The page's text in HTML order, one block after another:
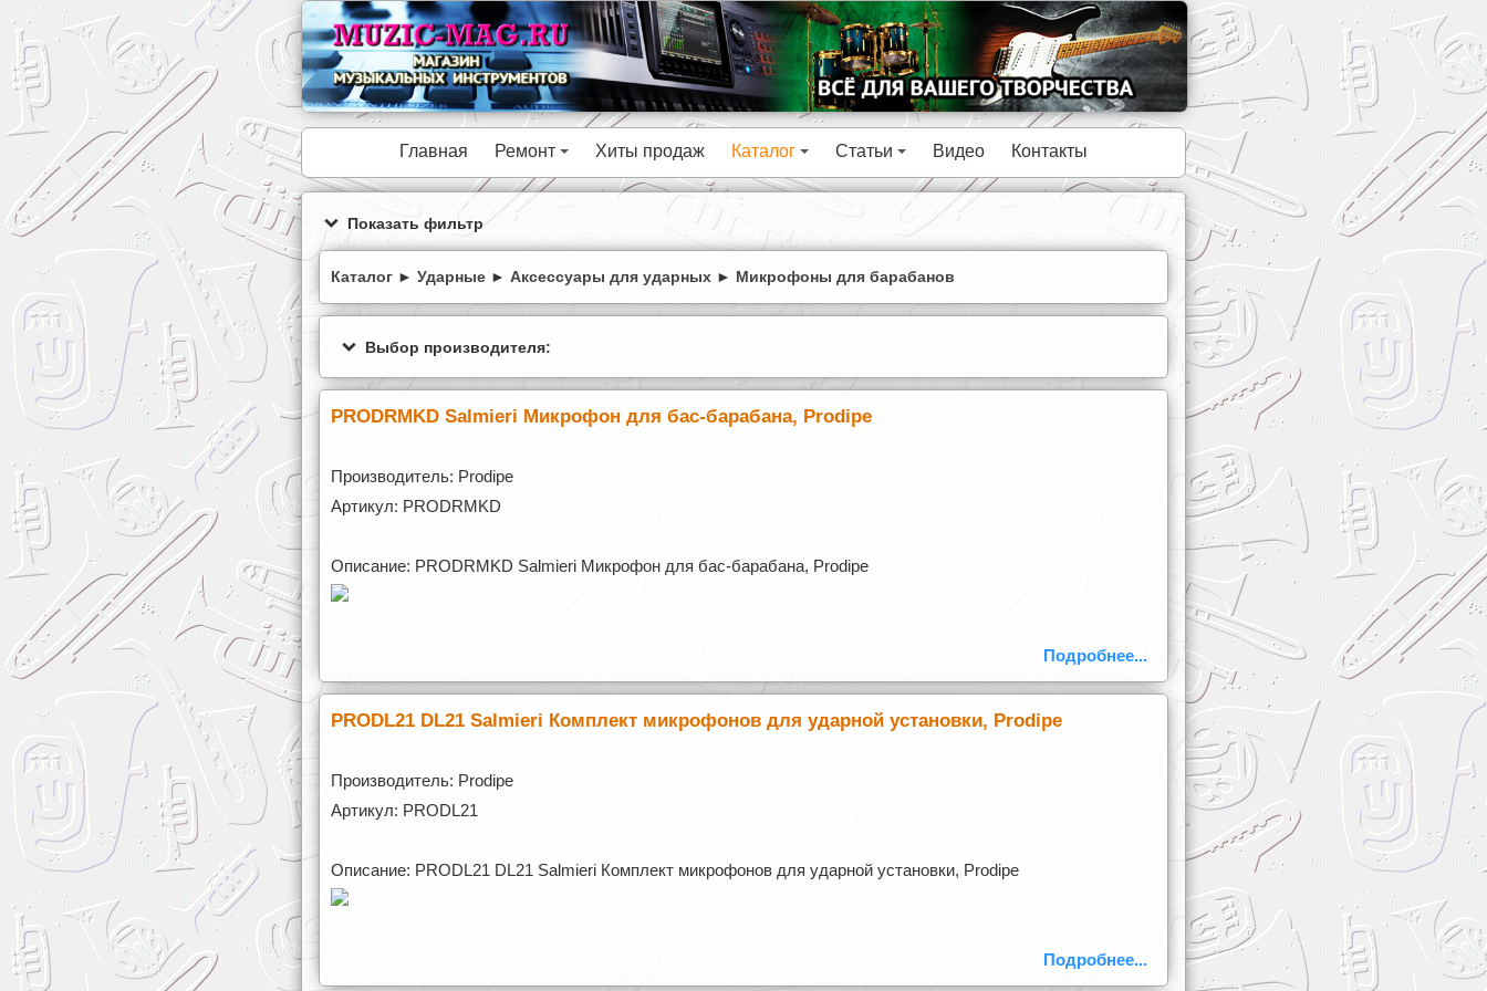
Главная Ремонт Хиты продаж Каталог Статьи Видео Контакты
Показать фильтр
Каталог ► Ударные ► Аксессуары для ударных ► Микрофоны для барабанов
Выбор производителя:
PRODRMKD Salmieri Микрофон для бас-барабана, Prodipe
Производитель: Prodipe
Артикул: PRODRMKD
Описание: PRODRMKD Salmieri Микрофон для бас-барабана, Prodipe
Подробнее...
PRODL21 DL21 Salmieri Комплект микрофонов для ударной установки, Prodipe
Производитель: Prodipe
Артикул: PRODL21
Описание: PRODL21 DL21 Salmieri Комплект микрофонов для ударной установки, Prodipe
Подробнее...